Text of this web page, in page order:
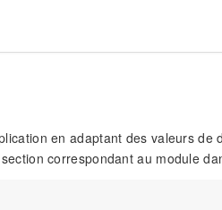
en adaptant des valeurs de
correspondant au module